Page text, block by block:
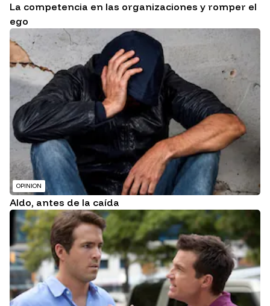
La competencia en las organizaciones y romper el
ego
OPINION
Aldo, antes de la caída